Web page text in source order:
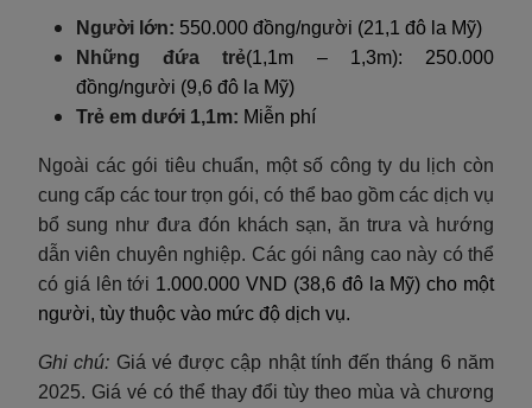
Người lớn: 550.000 đồng/người (21,1 đô la Mỹ)
Những đứa trẻ(1,1m – 1,3m): 250.000
đồng/người (9,6 đô la Mỹ)
Trẻ em dưới 1,1m: Miễn phí
Ngoài các gói tiêu chuẩn, một số công ty du lịch còn
cung cấp các tour trọn gói, có thể bao gồm các dịch vụ
bổ sung như đưa đón khách sạn, ăn trưa và hướng
dẫn viên chuyên nghiệp. Các gói nâng cao này có thể
có giá lên tới 1.000.000 VND (38,6 đô la Mỹ) cho một
người, tùy thuộc vào mức độ dịch vụ.
Ghi chú: Giá vé được cập nhật tính đến tháng 6 năm
2025. Giá vé có thể thay đổi tùy theo mùa và chương